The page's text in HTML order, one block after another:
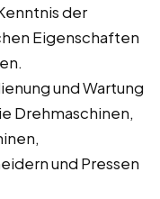
der
Eigenschaften
und Wartung
Drehmaschinen,
und Pressen